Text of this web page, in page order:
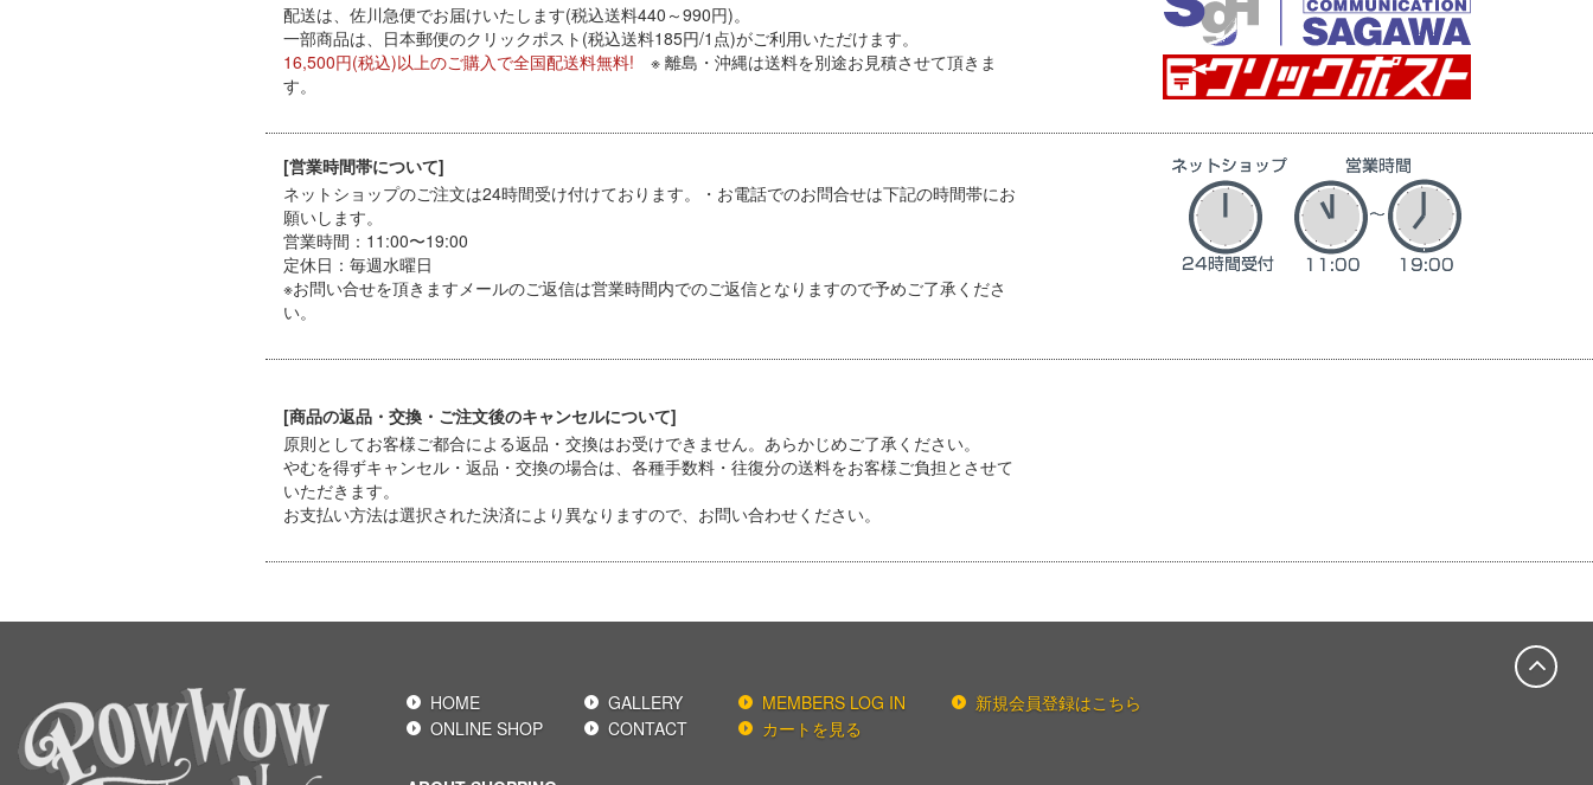
配送は、佐川急便でお届けいたします(税込送料440～990円)。
一部商品は、日本郵便のクリックポスト(税込送料185円/1点)がご利用いただけます。
16,500円(税込)以上のご購入で全国配送料無料! ※ 離島・沖縄は送料を別途お見積させて頂きま
す。
[営業時間帯について]
ネットショップのご注文は24時間受け付けております。・お電話でのお問合せは下記の時間帯にお
願いします。
営業時間：11:00〜19:00
定休日：毎週水曜日
※お問い合せを頂きますメールのご返信は営業時間内でのご返信となりますので予めご了承くださ
い。
[商品の返品・交換・ご注文後のキャンセルについて]
原則としてお客様ご都合による返品・交換はお受けできません。あらかじめご了承ください。
やむを得ずキャンセル・返品・交換の場合は、各種手数料・往復分の送料をお客様ご負担とさせて
いただきます。
お支払い方法は選択された決済により異なりますので、お問い合わせください。
HOME
GALLERY
ONLINE SHOP
CONTACT
MEMBERS LOG IN
新規会員登録はこちら
カートを見る